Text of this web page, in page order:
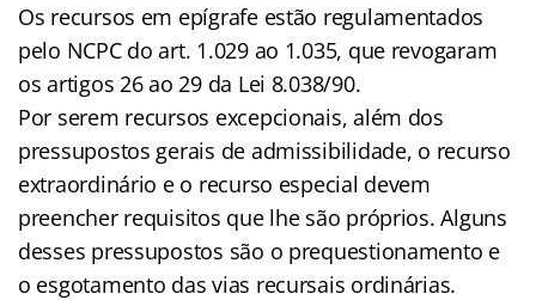
Os recursos em epígrafe estão regulamentados
pelo NCPC do art. 1.029 ao 1.035, que revogaram
os artigos 26 ao 29 da Lei 8.038/90.
Por serem recursos excepcionais, além dos
pressupostos gerais de admissibilidade, o recurso
extraordinário e o recurso especial devem
preencher requisitos que lhe são próprios. Alguns
desses pressupostos são o prequestionamento e
o esgotamento das vias recursais ordinárias.